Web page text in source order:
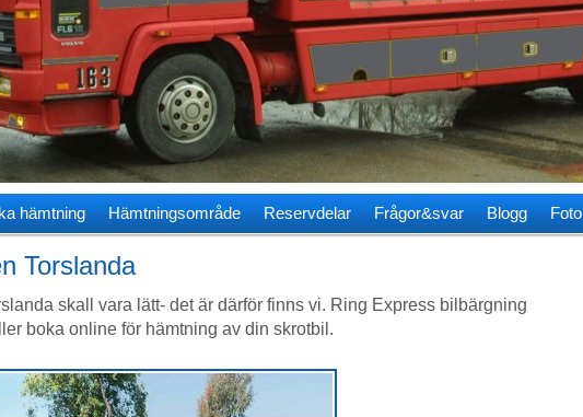
hämtning Hämtningsområde Reservdelar Frågor&svar Blogg Foto
Torslanda
skall vara lätt- det är därför finns vi. Ring Express bilbärgning
boka online för hämtning av din skrotbil.